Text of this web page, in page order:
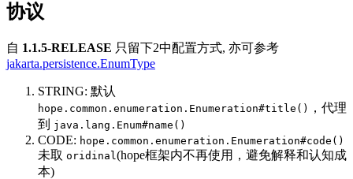
协议
自 1.1.5-RELEASE 只留下2中配置方式, 亦可参考
jakarta.persistence.EnumType
STRING: 默认
hope.common.enumeration.Enumeration#title()
，代理
到 java.lang.Enum#name()
CODE: hope.common.enumeration.Enumeration#code()
未取 oridinal (hope框架内不再使用，避免解释和认知成
本)